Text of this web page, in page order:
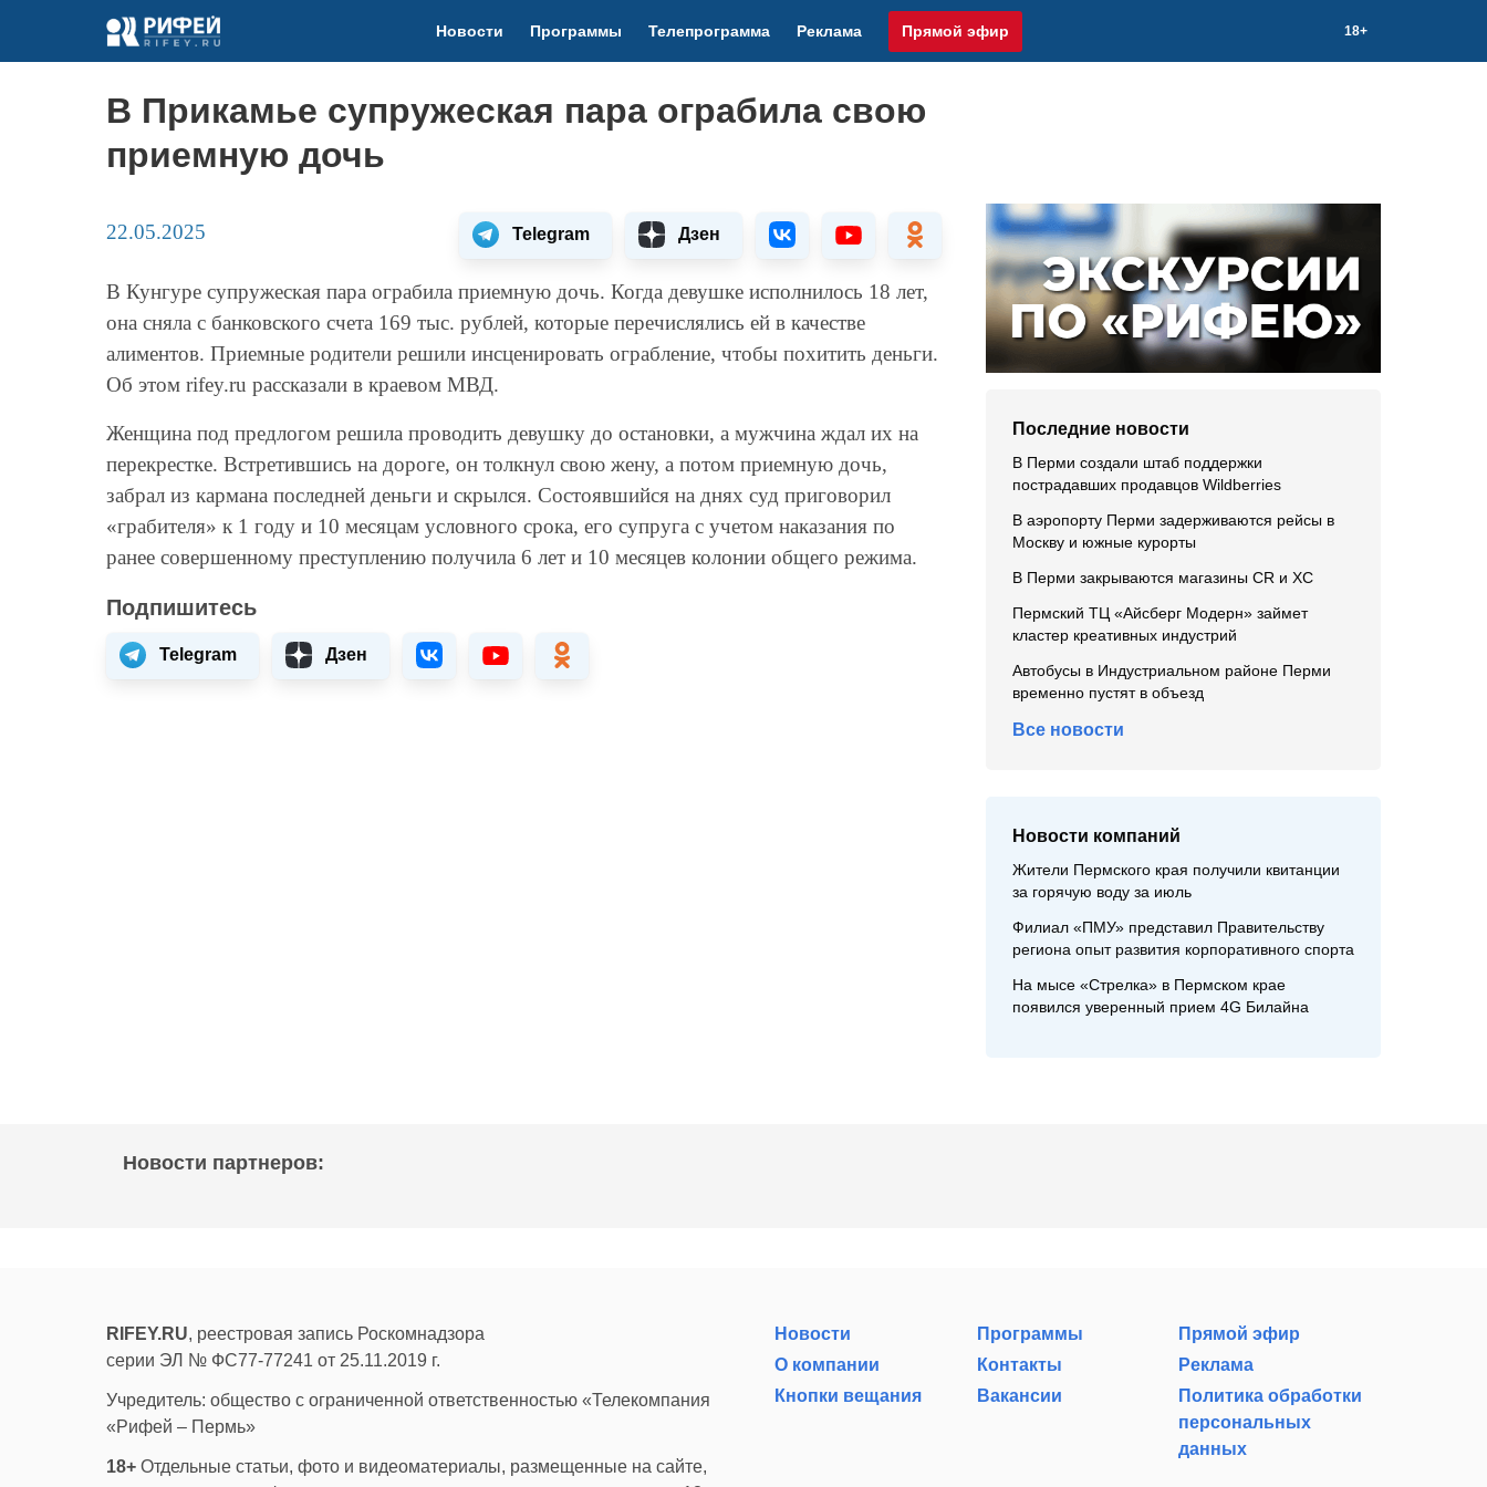
Новости Программы Телепрограмма Реклама Прямой эфир 18+
В Прикамье супружеская пара ограбила свою
приемную дочь
22.05.2025 Telegram Дзен
В Кунгуре супружеская пара ограбила приемную дочь. Когда девушке исполнилось 18 лет,
она сняла с банковского счета 169 тыс. рублей, которые перечислялись ей в качестве
алиментов. Приемные родители решили инсценировать ограбление, чтобы похитить деньги.
Об этом rifey.ru рассказали в краевом МВД.
Женщина под предлогом решила проводить девушку до остановки, а мужчина ждал их на
перекрестке. Встретившись на дороге, он толкнул свою жену, а потом приемную дочь,
забрал из кармана последней деньги и скрылся. Состоявшийся на днях суд приговорил
«грабителя» к 1 году и 10 месяцам условного срока, его супруга с учетом наказания по
ранее совершенному преступлению получила 6 лет и 10 месяцев колонии общего режима.
Подпишитесь
Telegram Дзен
Последние новости
В Перми создали штаб поддержки
пострадавших продавцов Wildberries
В аэропорту Перми задерживаются рейсы в
Москву и южные курорты
В Перми закрываются магазины CR и XC
Пермский ТЦ «Айсберг Модерн» займет
кластер креативных индустрий
Автобусы в Индустриальном районе Перми
временно пустят в объезд
Все новости
Новости компаний
Жители Пермского края получили квитанции
за горячую воду за июль
Филиал «ПМУ» представил Правительству
региона опыт развития корпоративного спорта
На мысе «Стрелка» в Пермском крае
появился уверенный прием 4G Билайна
Новости партнеров:
RIFEY.RU, реестровая запись Роскомнадзора
серии ЭЛ № ФС77-77241 от 25.11.2019 г.
Учредитель: общество с ограниченной ответственностью «Телекомпания
«Рифей – Пермь»
18+ Отдельные статьи, фото и видеоматериалы, размещенные на сайте,
Новости Программы
Прямой эфир
О компании
Контакты
Реклама
Кнопки вещания
Вакансии
Политика обработки
персональных
данных